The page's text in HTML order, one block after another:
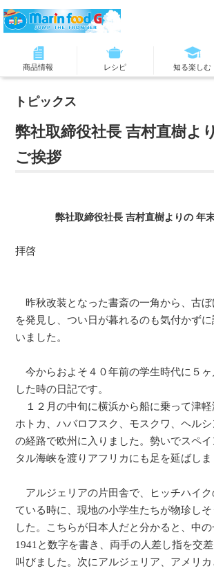
商品情報 レシピ 知る楽しむ
トピックス
弊社取締役社長 吉村直樹よ
ご挨拶
弊社取締役社長 吉村直樹よりの 年
拝啓
昨秋改装となった書斎の一角から、古ぼ
を発見し、つい日が暮れるのも気付かず
いました。
今からおよそ４０年前の学生時代に５ヶ
した時の日記です。
１２月の中旬に横浜から船に乗って津軽
ホトカ、ハバロフスク、モスクワ、ヘル
の経路で欧州に入りました。勢いでスペ
タル海峡を渡りアフリカにも足を延ばしま
アルジェリアの片田舎で、ヒッチハイク
ている時に、現地の小学生たちが物珍しそ
した。こちらが日本人だと分かると、中
1941と数字を書き、両手の人差し指を交
叫びました。次にアルジェリア、アメリ